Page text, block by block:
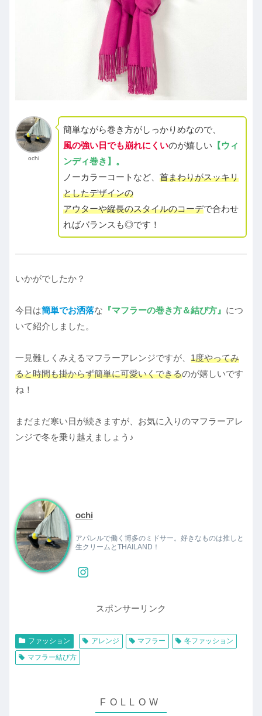
ochi
簡単ながら巻き方がしっかりめなので、
風の強い日でも崩れにくいのが嬉しい 【ウィ
ンディ巻き】。
ノーカラーコートなど、首まわりがスッキリ
としたデザインの
アウターや縦長のスタイルのコーデで合わせ
ればバランスも◎です！
いかがでしたか？
今日は簡単でお洒落な 『マフラーの巻き方＆結び方』 につ
いて紹介しました。
一見難しくみえるマフラーアレンジですが、 1度やってみ
ると時間も掛からず簡単に可愛いくできるのが嬉しいです
ね！
まだまだ寒い日が続きますが、お気に入りのマフラーアレ
ンジで冬を乗り越えましょう♪
ochi
アパレルで働く博多のミドサー。好きなものは推しと
生クリームとTHAILAND！
スポンサーリンク
ファッション アレンジ マフラー
冬ファッション
マフラー結び方